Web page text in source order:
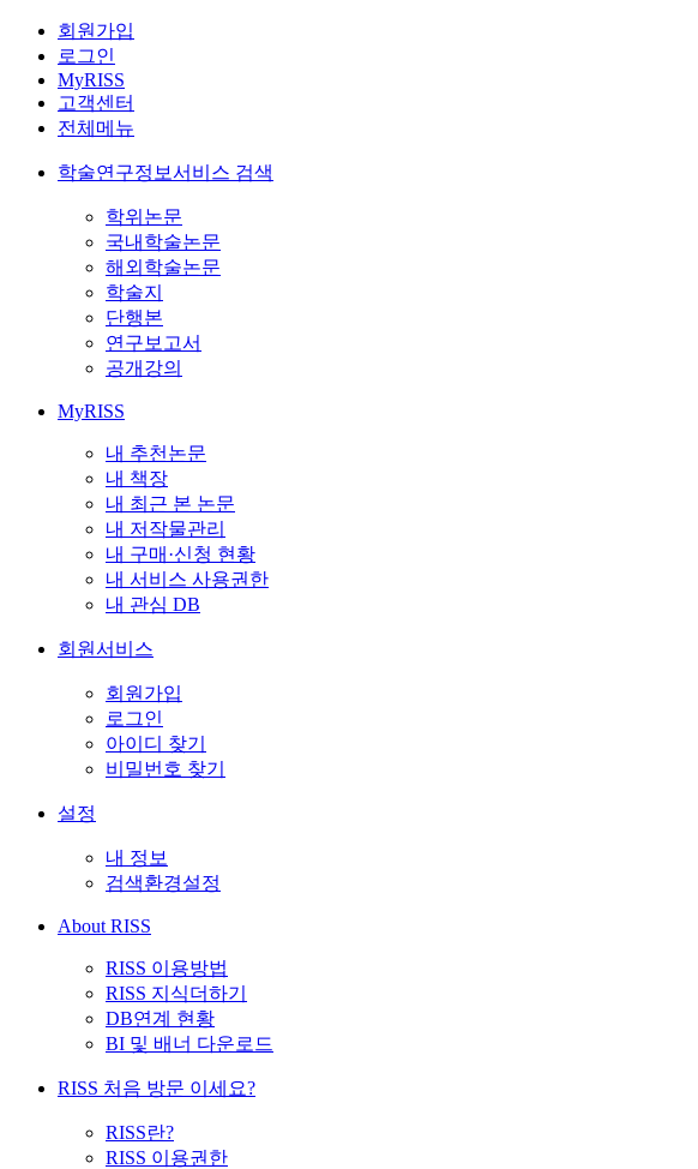
회원가입
로그인
MyRISS
고객센터
전체메뉴
학술연구정보서비스 검색
학위논문
국내학술논문
해외학술논문
학술지
단행본
연구보고서
공개강의
MyRISS
내 추천논문
내 책장
내 최근 본 논문
내 저작물관리
내 구매·신청 현황
내 서비스 사용권한
내 관심 DB
회원서비스
회원가입
로그인
아이디 찾기
비밀번호 찾기
설정
내 정보
검색환경설정
About RISS
RISS 이용방법
RISS 지식더하기
DB연계 현황
BI 및 배너 다운로드
RISS 처음 방문 이세요?
RISS란?
RISS 이용권한